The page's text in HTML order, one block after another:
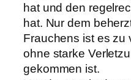
hat und den
hat. Nur dem
Frauchens ist es zu
ohne starke
gekommen ist.